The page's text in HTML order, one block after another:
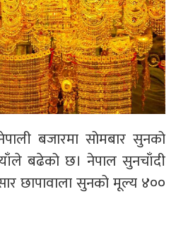
बजारमा सोमबार सुनको
बढेको छ। नेपाल सुनचाँदी
छापावाला सुनको मूल्य ४००